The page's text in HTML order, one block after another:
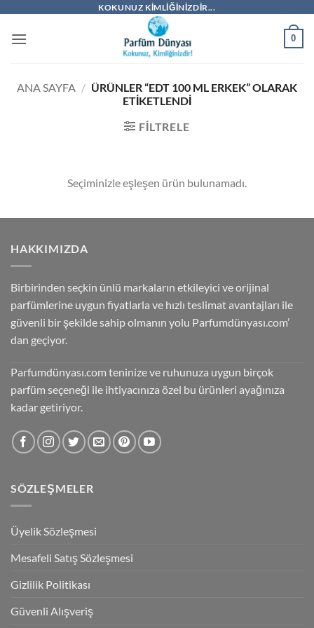
KOKUNUZ KIMLIĞINIZDIR...
0
ANA SAYFA / ÜRÜNLER “EDT 100 ML ERKEK” OLARAK
ETIKETLENDI
FILTRELE
Seçiminizle eşleşen ürün bulunamadı.
HAKKIMIZDA
Birbirinden seçkin ünlü markaların etkileyici ve orijinal
parfümlerine uygun fiyatlarla ve hızlı teslimat avantajları ile
güvenli bir şekilde sahip olmanın yolu Parfumdünyası.com’
dan geçiyor.
Parfumdünyası.com teninize ve ruhunuza uygun birçok
parfüm seçeneği ile ihtiyacınıza özel bu ürünleri ayağınıza
kadar getiriyor.
SÖZLEŞMELER
Üyelik Sözleşmesi
Mesafeli Satış Sözleşmesi
Gizlilik Politikası
Güvenli Alışveriş